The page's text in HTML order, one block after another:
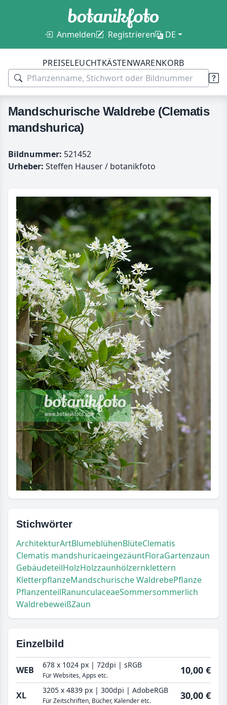
Anmelden Registrieren DE
PREISELEUCHTKÄSTENWARENKORB
Mandschurische Waldrebe (Clematis
mandshurica)
Bildnummer: 521452
Urheber: Steffen Hauser / botanikfoto
Stichwörter
ArchitekturArtBlumeblühenBlüteClematis
Clematis mandshuricaeingezäuntFloraGartenzaun
GebäudeteilHolzHolzzaunhölzernklettern
KletterpflanzeMandschurische WaldrebePflanze
PflanzenteilRanunculaceaeSommersommerlich
WaldrebeweißZaun
Einzelbild
WEB 678 x 1024 px | 72dpi | sRGB
Für Websites, Apps etc. 10,00 €
XL 3205 x 4839 px | 300dpi | AdobeRGB
Für Zeitschriften, Bücher, Kalender etc. 30,00 €